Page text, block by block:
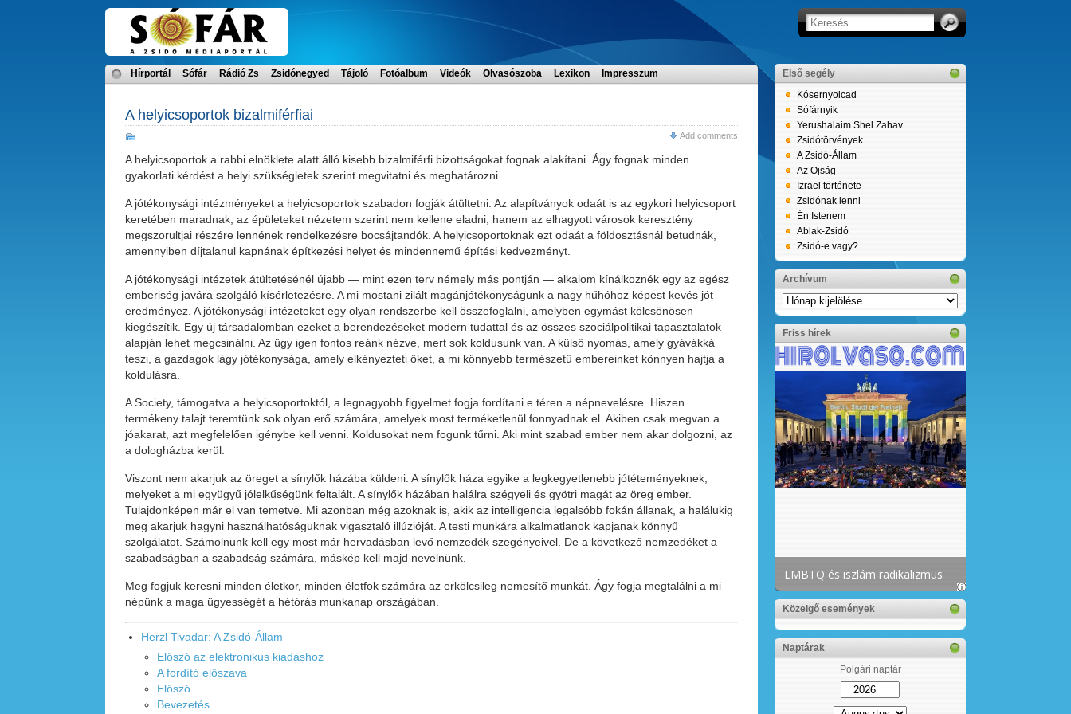
Hírportál Sófár Rádió Zs Zsidónegyed Tájoló Fotóalbum Videók Olvasószoba Lexikon Impresszum
A helyicsoportok bizalmiférfiai
Add comments
A helyicsoportok a rabbi elnöklete alatt álló kisebb bizalmiférfi bizottságokat fognak alakítani. Ágy fognak minden
gyakorlati kérdést a helyi szükségletek szerint megvitatni és meghatározni.
A jótékonysági intézményeket a helyicsoportok szabadon fogják átültetni. Az alapítványok odaát is az egykori helyicsoport
keretében maradnak, az épületeket nézetem szerint nem kellene eladni, hanem az elhagyott városok keresztény
megszorultjai részére lennének rendelkezésre bocsájtandók. A helyicsoportoknak ezt odaát a földosztásnál betudnák,
amennyiben díjtalanul kapnának építkezési helyet és mindennemű építési kedvezményt.
A jótékonysági intézetek átültetésénél újabb — mint ezen terv némely más pontján — alkalom kínálkoznék egy az egész
emberiség javára szolgáló kísérletezésre. A mi mostani zilált magánjótékonyságunk a nagy hűhóhoz képest kevés jót
eredményez. A jótékonysági intézeteket egy olyan rendszerbe kell összefoglalni, amelyben egymást kölcsönösen
kiegészítik. Egy új társadalomban ezeket a berendezéseket modern tudattal és az összes szociálpolitikai tapasztalatok
alapján lehet megcsinálni. Az ügy igen fontos reánk nézve, mert sok koldusunk van. A külső nyomás, amely gyávákká
teszi, a gazdagok lágy jótékonysága, amely elkényezteti őket, a mi könnyebb természetű embereinket könnyen hajtja a
koldulásra.
A Society, támogatva a helyicsoportoktól, a legnagyobb figyelmet fogja fordítani e téren a népnevelésre. Hiszen
termékeny talajt teremtünk sok olyan erő számára, amelyek most terméketlenül fonnyadnak el. Akiben csak megvan a
jóakarat, azt megfelelően igénybe kell venni. Koldusokat nem fogunk tűrni. Aki mint szabad ember nem akar dolgozni, az
a dologházba kerül.
Viszont nem akarjuk az öreget a sínylők házába küldeni. A sínylők háza egyike a legkegyetlenebb jótéteményeknek,
melyeket a mi együgyű jólelkűségünk feltalált. A sínylők házában halálra szégyeli és gyötri magát az öreg ember.
Tulajdonképen már el van temetve. Mi azonban még azoknak is, akik az intelligencia legalsóbb fokán állanak, a halálukig
meg akarjuk hagyni használhatóságuknak vigasztaló illúzióját. A testi munkára alkalmatlanok kapjanak könnyű
szolgálatot. Számolnunk kell egy most már hervadásban levő nemzedék szegényeivel. De a következő nemzedéket a
szabadságban a szabadság számára, máskép kell majd nevelnünk.
Meg fogjuk keresni minden életkor, minden életfok számára az erkölcsileg nemesítő munkát. Ágy fogja megtalálni a mi
népünk a maga ügyességét a hétórás munkanap országában.
Herzl Tivadar: A Zsidó-Állam
Előszó az elektronikus kiadáshoz
A fordító előszava
Előszó
Bevezetés
Első segély
Kósernyolcad
Sófárnyik
Yerushalaim Shel Zahav
Zsidótörvények
A Zsidó-Állam
Az Ojság
Izrael története
Zsidónak lenni
Én Istenem
Ablak-Zsidó
Zsidó-e vagy?
Archívum
Archívum
Friss hírek
Közelgő események
Naptárak
Polgári naptár